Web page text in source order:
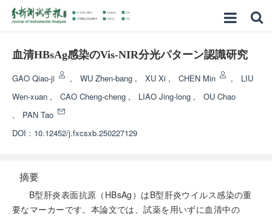
血清HBsAg感染のVis-NIR分光パターン認識研究
GAO Qiao-ji , WU Zhen-bang , XU Xi , CHEN Min ,
LIU
Wen-xuan , CAO Cheng-cheng , LIAO Jing-long ,
OU Chao
,
PAN Tao
DOI： 10.12452/j.fxcsxb.250227129
摘要
B型肝炎表面抗原（HBsAg）はB型肝炎ウイルス感染の重
要なマーカーです。本論文では、試薬を用いずに血清中の